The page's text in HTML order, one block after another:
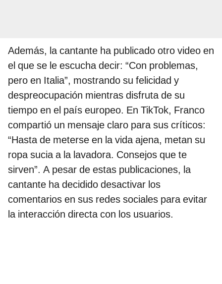
Además, la cantante ha publicado otro video en
el que se le escucha decir: “Con problemas,
pero en Italia”, mostrando su felicidad y
despreocupación mientras disfruta de su
tiempo en el país europeo. En TikTok, Franco
compartió un mensaje claro para sus críticos:
“Hasta de meterse en la vida ajena, metan su
ropa sucia a la lavadora. Consejos que te
sirven”. A pesar de estas publicaciones, la
cantante ha decidido desactivar los
comentarios en sus redes sociales para evitar
la interacción directa con los usuarios.